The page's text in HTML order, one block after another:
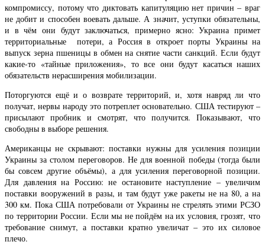
компромиссу, потому что диктовать капитуляцию нет причин – враг
не добит и способен воевать дальше. А значит, уступки обязательны,
и в чём они будут заключаться, примерно ясно: Украина примет
территориальные потери, а Россия в откроет порты Украины на
выпуск зерна пшеницы в обмен на снятие части санкций. Если будут
какие-то «тайные приложения», то все они будут касаться наших
обязательств нерасширения мобилизации.
Поторгуются ещё и о возврате территорий, и, хотя навряд ли что
получат, нервы народу это потреплет основательно. США тестируют –
присылают пробник и смотрят, что получится. Показывают, что
свободны в выборе решения.
Американцы не скрывают: поставки нужны для усиления позиции
Украины за столом переговоров. Не для военной победы (тогда были
бы совсем другие объёмы), а для усиления переговорной позиции.
Для давления на Россию: не остановите наступление – увеличим
поставки вооружений в разы, и там будут уже ракеты не на 80, а на
300 км. Пока США потребовали от Украины не стрелять этими РСЗО
по территории России. Если мы не пойдём на их условия, грозят, что
требование снимут, а поставки кратно увеличат – это их силовое
плечо.